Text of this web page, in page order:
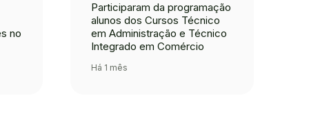
no
Participaram da programação
alunos dos Cursos Técnico
em Administração e Técnico
Integrado em Comércio
Há 1 mês